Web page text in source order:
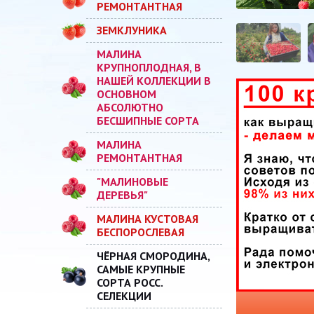
РЕМОНТАНТНАЯ
ЗЕМКЛУНИКА
МАЛИНА
КРУПНОПЛОДНАЯ, В
НАШЕЙ КОЛЛЕКЦИИ В
ОСНОВНОМ
АБСОЛЮТНО
БЕСШИПНЫЕ СОРТА
МАЛИНА
РЕМОНТАНТНАЯ
"МАЛИНОВЫЕ
ДЕРЕВЬЯ"
МАЛИНА КУСТОВАЯ
БЕСПОРОСЛЕВАЯ
ЧЁРНАЯ СМОРОДИНА,
САМЫЕ КРУПНЫЕ
СОРТА РОСС.
СЕЛЕКЦИИ